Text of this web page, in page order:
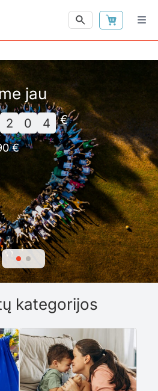
jau
2 0 4 €
€
kategorijos